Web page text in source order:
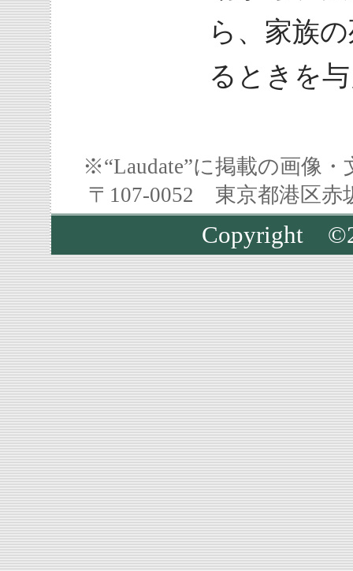
ら、家族
るときを
※“Laudate”に掲載の画像
〒107-0052 東京都港区
Copyright